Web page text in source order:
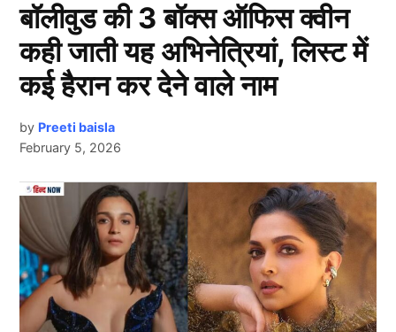
दक्षिण अफ्रीका ने अब तक टूर्नामेंट में जबरदस्त प्रदर्शन
किया है। अफगानिस्तान पर 107 रन की जीत के बाद
उनका नेट रन रेट +2.140 हो गया है, जो ग्रुप बी की बाकी
टीमों से काफी बेहतर है और इंग्लैंड के खिलाफ जीत से वे
Next Article
बॉलीवुड की 3 बॉक्स ऑफिस क्वीन
कही जाती यह अभिनेत्रियां, लिस्ट में
कई हैरान कर देने वाले नाम
by Preeti baisla
February 5, 2026